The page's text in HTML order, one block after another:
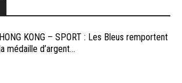
HONG KONG – SPORT : Les Bleus remportent
la médaille d’argent...